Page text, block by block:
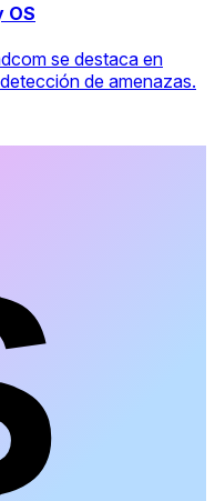
OS
se destaca en
de amenazas.